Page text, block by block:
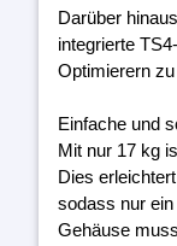
Darüber
integrierte
Optimierern
Einfache und
Mit nur 17 kg
Dies
sodass nur
Gehäuse